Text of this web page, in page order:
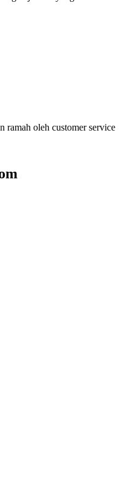
ramah oleh customer service